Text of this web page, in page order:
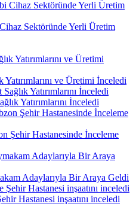
Sektöründe Yerli Üretim
ve Üretimi İnceledi
Yatırımlarını İnceledi
Şehir Hastanesinde İnceleme
Adaylarıyla Bir Araya Geldi
Hastanesi inşaatını inceledi